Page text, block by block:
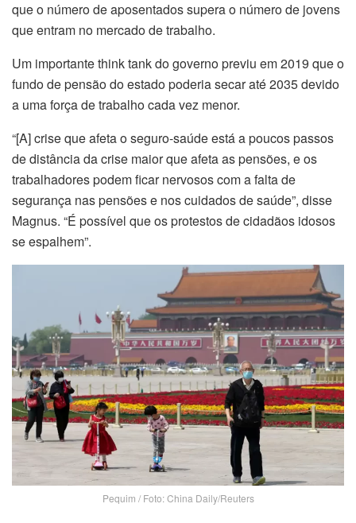
que o número de aposentados supera o número de jovens
que entram no mercado de trabalho.
Um importante think tank do governo previu em 2019 que o
fundo de pensão do estado poderia secar até 2035 devido
a uma força de trabalho cada vez menor.
“[A] crise que afeta o seguro-saúde está a poucos passos
de distância da crise maior que afeta as pensões, e os
trabalhadores podem ficar nervosos com a falta de
segurança nas pensões e nos cuidados de saúde”, disse
Magnus. “É possível que os protestos de cidadãos idosos
se espalhem”.
Pequim / Foto: China Daily/Reuters